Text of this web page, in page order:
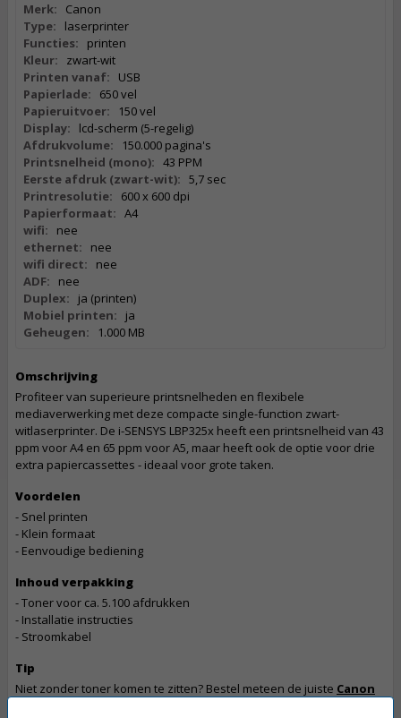
Merk:
Canon
Type:
laserprinter
Functies:
printen
Kleur:
zwart-wit
Printen vanaf:
USB
Papierlade:
650 vel
Papieruitvoer:
150 vel
Display:
lcd-scherm (5-regelig)
Afdrukvolume:
150.000 pagina's
Printsnelheid (mono): 43 PPM
Eerste afdruk (zwart-wit): 5,7 sec
Printresolutie:
600 x 600 dpi
Papierformaat: A4
wifi:
nee
ethernet:
nee
wifi direct:
nee
ADF:
nee
Duplex:
ja (printen)
Mobiel printen:
ja
Geheugen:
1.000 MB
Omschrijving
Profiteer van superieure printsnelheden en flexibele
mediaverwerking met deze compacte single-function zwart-
witlaserprinter. De i-SENSYS LBP325x heeft een printsnelheid van 43
ppm voor A4 en 65 ppm voor A5, maar heeft ook de optie voor drie
extra papiercassettes - ideaal voor grote taken.
Voordelen
- Snel printen
- Klein formaat
- Eenvoudige bediening
Inhoud verpakking
- Toner voor ca. 5.100 afdrukken
- Installatie instructies
- Stroomkabel
Tip
Niet zonder toner komen te zitten? Bestel meteen de juiste Canon